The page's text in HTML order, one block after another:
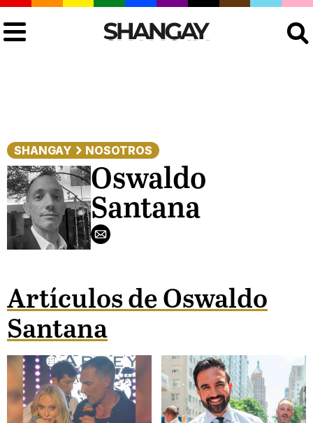
SHANGAY NOSOTROS
Oswaldo
Santana
Artículos de Oswaldo
Santana